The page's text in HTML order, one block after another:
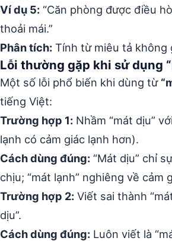
Ví dụ 5: “Căn phòng được điều
thoải mái.”
Phân tích: Tính từ miêu tả không
Lỗi thường gặp khi sử dụng
Một số lỗi phổ biến khi dùng từ
tiếng Việt:
Trường hợp 1: Nhầm “mát dịu”
lạnh có cảm giác lạnh hơn).
Cách dùng đúng: “Mát dịu” chỉ
chịu; “mát lạnh” nghiêng về cảm
Trường hợp 2: Viết sai thành
dịu”.
Cách dùng đúng: Luôn viết là